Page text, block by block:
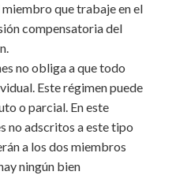
que trabaje en el
compensatoria del
no obliga a que todo
Este régimen puede
o parcial. En este
no adscritos a este tipo
a los dos miembros
ningún bien